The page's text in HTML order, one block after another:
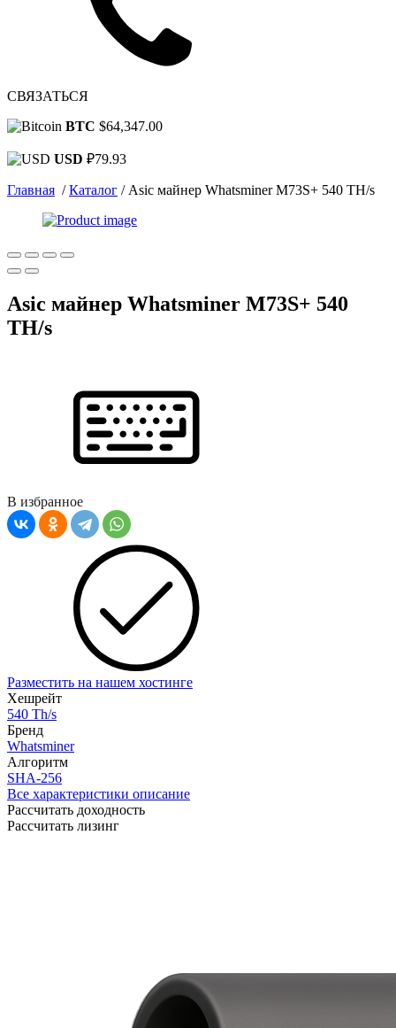
СВЯЗАТЬСЯ
BTC $64,347.00
USD ₽79.93
Главная /Каталог / Asic майнер Whatsminer M73S+ 540 TH/s
Asic майнер Whatsminer M73S+ 540
TH/s
В избранное
Разместить на нашем хостинге
Хешрейт
540 Th/s
Бренд
Whatsminer
Алгоритм
SHA-256
Все характеристики описание
Рассчитать доходность
Рассчитать лизинг